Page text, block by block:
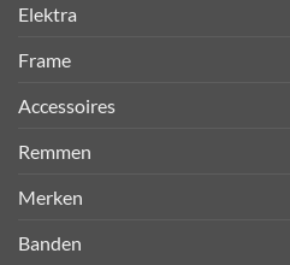
Elektra
Frame
Accessoires
Remmen
Merken
Banden